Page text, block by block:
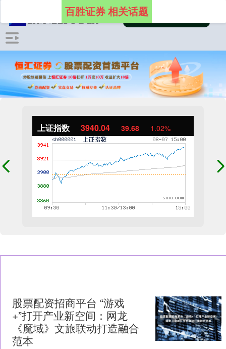
上证指数 3940.04 39.68 1.02%
百胜证券 相关话题
股票配资招商平台 “游戏
+”打开产业新空间：网龙
《魔域》文旅联动打造融合
范本